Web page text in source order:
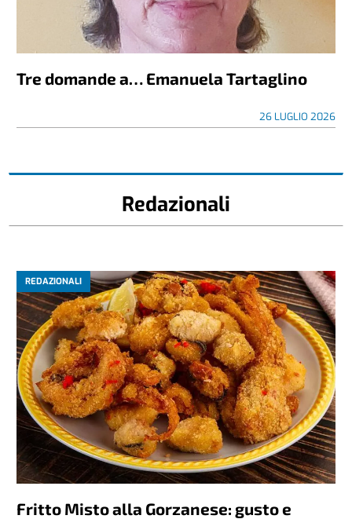
Tre domande a… Emanuela Tartaglino
26 LUGLIO 2026
Redazionali
REDAZIONALI
Fritto Misto alla Gorzanese: gusto e